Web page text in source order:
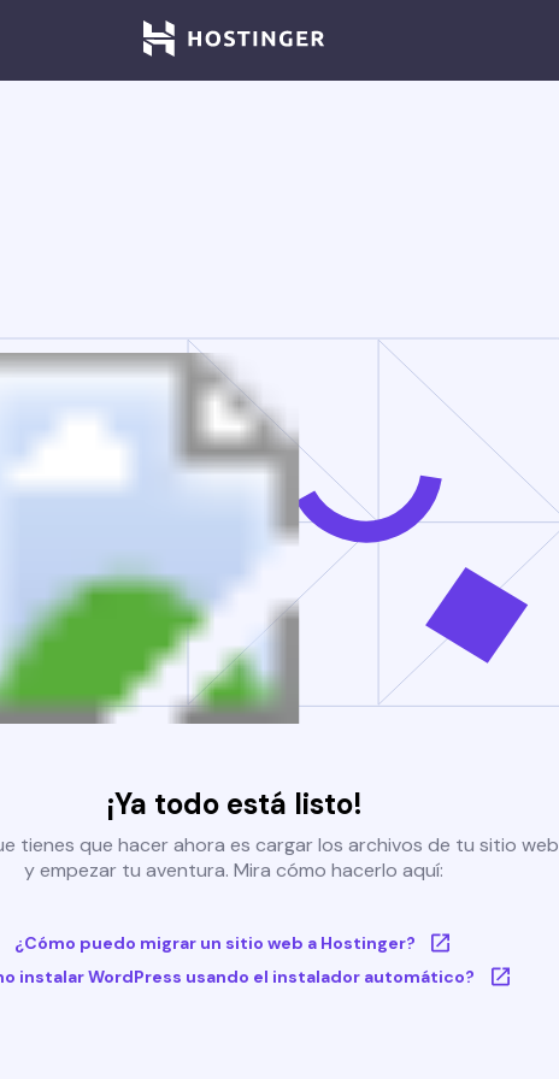
¡Ya todo está listo!
tienes que hacer ahora es cargar los archivos de tu sitio web
y empezar tu aventura. Mira cómo hacerlo aquí:
¿Cómo puedo migrar un sitio web a Hostinger?
instalar WordPress usando el instalador automático?